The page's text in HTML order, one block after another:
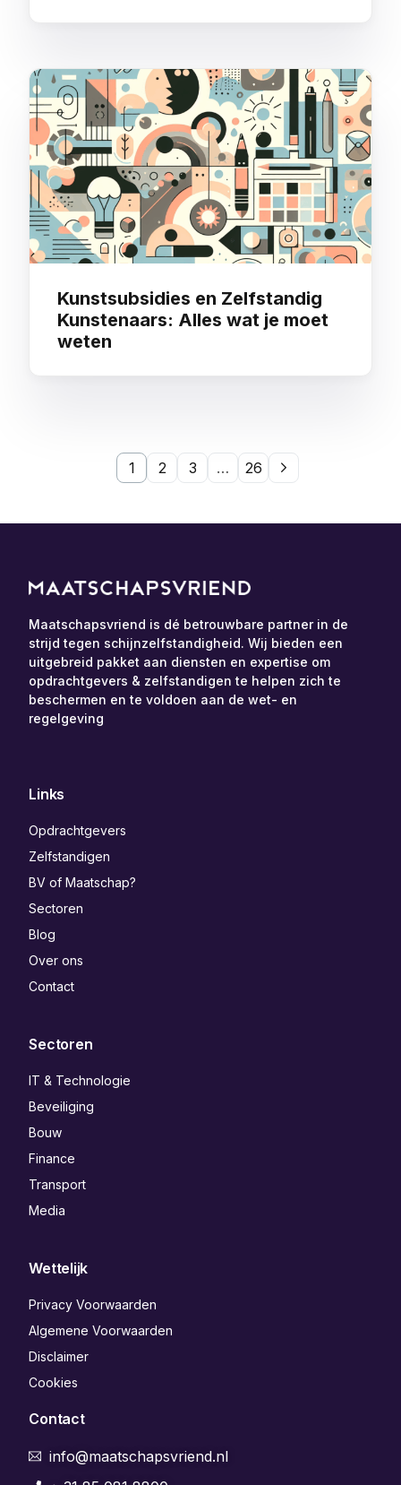
Kunstsubsidies en Zelfstandig
Kunstenaars: Alles wat je moet
weten
1 2 3 … 26
Maatschapsvriend is dé betrouwbare partner in de
strijd tegen schijnzelfstandigheid. Wij bieden een
uitgebreid pakket aan diensten en expertise om
opdrachtgevers & zelfstandigen te helpen zich te
beschermen en te voldoen aan de wet- en
regelgeving
Links
Opdrachtgevers
Zelfstandigen
BV of Maatschap?
Sectoren
Blog
Over ons
Contact
Sectoren
IT & Technologie
Beveiliging
Bouw
Finance
Transport
Media
Wettelijk
Privacy Voorwaarden
Algemene Voorwaarden
Disclaimer
Cookies
Contact
info@maatschapsvriend.nl